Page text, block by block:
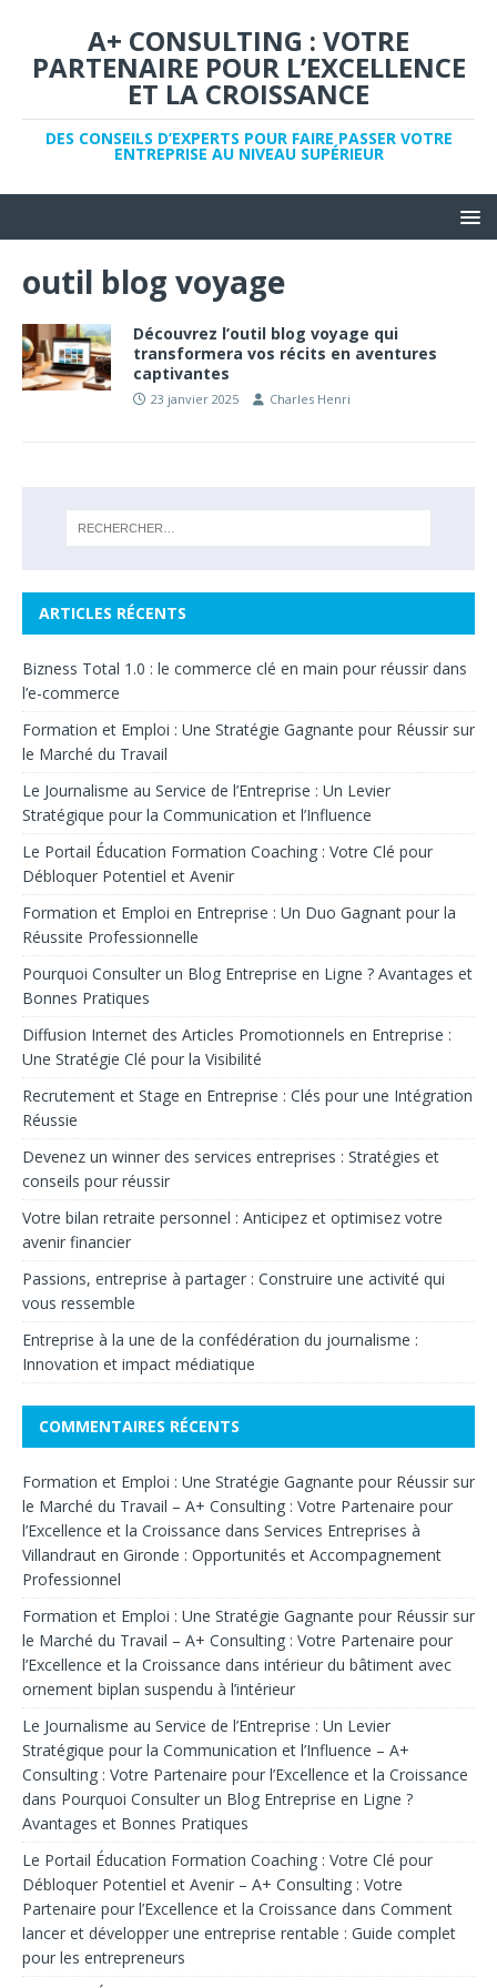
A+ CONSULTING : VOTRE
PARTENAIRE POUR L’EXCELLENCE
ET LA CROISSANCE
DES CONSEILS D’EXPERTS POUR FAIRE PASSER VOTRE
ENTREPRISE AU NIVEAU SUPÉRIEUR
outil blog voyage
Découvrez l’outil blog voyage qui
transformera vos récits en aventures
captivantes
23 janvier 2025 Charles Henri
ARTICLES RÉCENTS
Bizness Total 1.0 : le commerce clé en main pour réussir dans
l’e-commerce
Formation et Emploi : Une Stratégie Gagnante pour Réussir sur
le Marché du Travail
Le Journalisme au Service de l’Entreprise : Un Levier
Stratégique pour la Communication et l’Influence
Le Portail Éducation Formation Coaching : Votre Clé pour
Débloquer Potentiel et Avenir
Formation et Emploi en Entreprise : Un Duo Gagnant pour la
Réussite Professionnelle
Pourquoi Consulter un Blog Entreprise en Ligne ? Avantages et
Bonnes Pratiques
Diffusion Internet des Articles Promotionnels en Entreprise :
Une Stratégie Clé pour la Visibilité
Recrutement et Stage en Entreprise : Clés pour une Intégration
Réussie
Devenez un winner des services entreprises : Stratégies et
conseils pour réussir
Votre bilan retraite personnel : Anticipez et optimisez votre
avenir financier
Passions, entreprise à partager : Construire une activité qui
vous ressemble
Entreprise à la une de la confédération du journalisme :
Innovation et impact médiatique
COMMENTAIRES RÉCENTS
Formation et Emploi : Une Stratégie Gagnante pour Réussir sur
le Marché du Travail – A+ Consulting : Votre Partenaire pour
l’Excellence et la Croissance dans Services Entreprises à
Villandraut en Gironde : Opportunités et Accompagnement
Professionnel
Formation et Emploi : Une Stratégie Gagnante pour Réussir sur
le Marché du Travail – A+ Consulting : Votre Partenaire pour
l’Excellence et la Croissance dans intérieur du bâtiment avec
ornement biplan suspendu à l’intérieur
Le Journalisme au Service de l’Entreprise : Un Levier
Stratégique pour la Communication et l’Influence – A+
Consulting : Votre Partenaire pour l’Excellence et la Croissance
dans Pourquoi Consulter un Blog Entreprise en Ligne ?
Avantages et Bonnes Pratiques
Le Portail Éducation Formation Coaching : Votre Clé pour
Débloquer Potentiel et Avenir – A+ Consulting : Votre
Partenaire pour l’Excellence et la Croissance dans Comment
lancer et développer une entreprise rentable : Guide complet
pour les entrepreneurs